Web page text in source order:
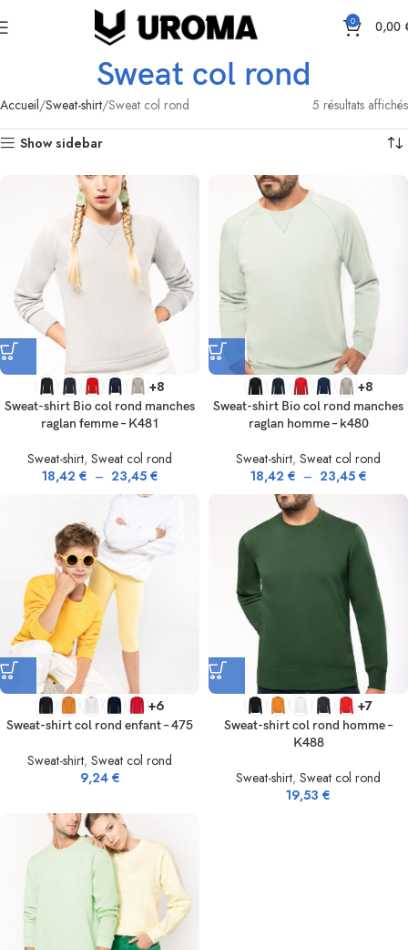
0 0,00
Sweat col rond
Accueil Sweat-shirt Sweat col rond 5 résultats affichés
Show sidebar
+8
Sweat-shirt Bio col rond manches
raglan femme – K481
Sweat-shirt, Sweat col rond
18,42 € – 23,45 €
+8
Sweat-shirt Bio col rond manches
raglan homme – k480
Sweat-shirt, Sweat col rond
18,42 € – 23,45 €
+6
Sweat-shirt col rond enfant – 475
Sweat-shirt, Sweat col rond
9,24 €
+7
Sweat-shirt col rond homme –
K488
Sweat-shirt, Sweat col rond
19,53 €